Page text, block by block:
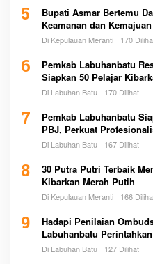
5
Bupati Asmar Bertemu
Keamanan dan
Di Kepulauan Meranti 170
6
Pemkab Labuhanbatu
Siapkan 50 Pelajar
Di Labuhan Batu 170 Dilihat
7
Pemkab Labuhanbatu
PBJ, Perkuat
Pemerintah
Di Labuhan Batu 167 Dilihat
8
30 Putra Putri Terbaik
Kibarkan Merah Putih
Di Kepulauan Meranti 166
9
Hadapi Penilaian
Labuhanbatu
Di Labuhan Batu 127 Dilihat